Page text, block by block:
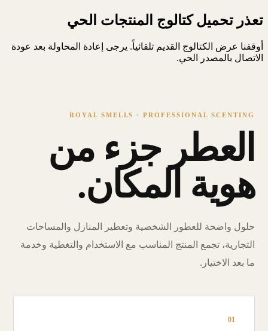
تعذر تحميل كتالوج المنتجات الحي
أوقفنا عرض الكتالوج القديم تلقائياً. يرجى إعادة المحاولة بعد عودة
الاتصال بالمصدر الحي.
ROYAL SMELLS · PROFESSIONAL SCENTING
العطر جزء من
هوية المكان.
حلول واضحة للعطور الشخصية وتعطير المنازل والمساحات
التجارية، تجمع المنتج المناسب مع الاستخدام والتغطية وخدمة
ما بعد الاختيار.
01